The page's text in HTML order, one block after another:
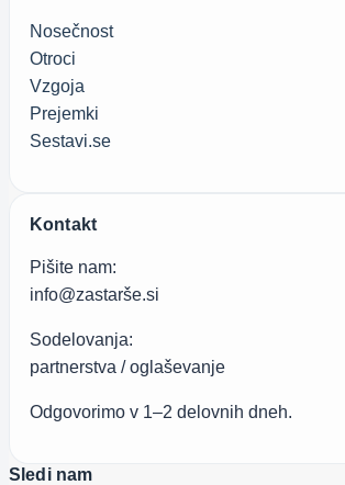
Nosečnost
Otroci
Vzgoja
Prejemki
Sestavi.se
Kontakt
Pišite nam:
info@zastarše.si
Sodelovanja:
partnerstva / oglaševanje
Odgovorimo v 1–2 delovnih dneh.
Sledi nam